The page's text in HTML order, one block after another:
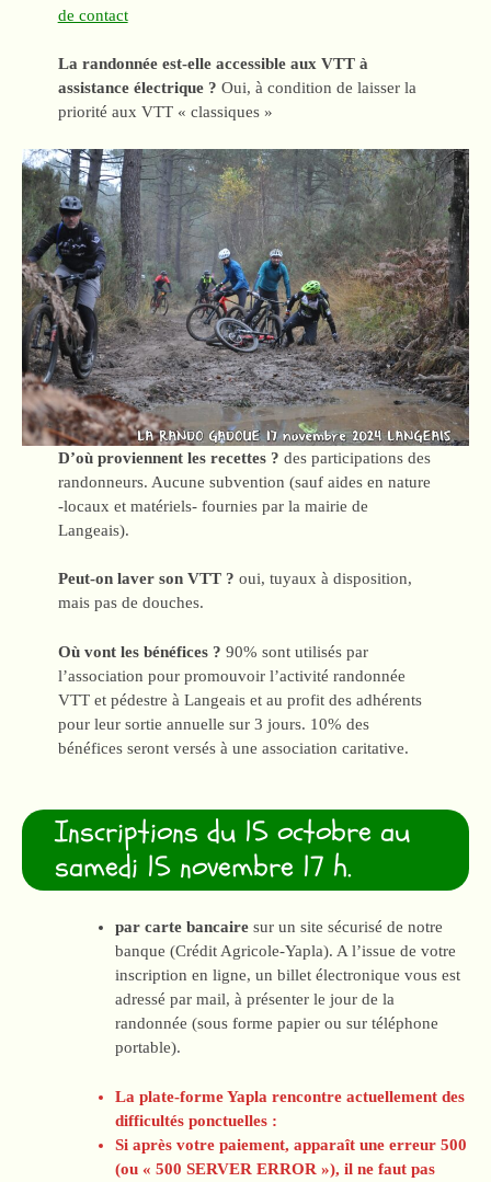
de contact
La randonnée est-elle accessible aux VTT à
assistance électrique ? Oui, à condition de laisser la
priorité aux VTT « classiques »
D’où proviennent les recettes ? des participations des
randonneurs. Aucune subvention (sauf aides en nature
-locaux et matériels- fournies par la mairie de
Langeais).
Peut-on laver son VTT ? oui, tuyaux à disposition,
mais pas de douches.
Où vont les bénéfices ? 90% sont utilisés par
l’association pour promouvoir l’activité randonnée
VTT et pédestre à Langeais et au profit des adhérents
pour leur sortie annuelle sur 3 jours. 10% des
bénéfices seront versés à une association caritative.
Inscriptions du 15 octobre au
samedi 15 novembre 17 h.
par carte bancaire sur un site sécurisé de notre
banque (Crédit Agricole-Yapla). A l’issue de votre
inscription en ligne, un billet électronique vous est
adressé par mail, à présenter le jour de la
randonnée (sous forme papier ou sur téléphone
portable).
La plate-forme Yapla rencontre actuellement des
difficultés ponctuelles :
Si après votre paiement, apparaît une erreur 500
(ou « 500 SERVER ERROR »), il ne faut pas